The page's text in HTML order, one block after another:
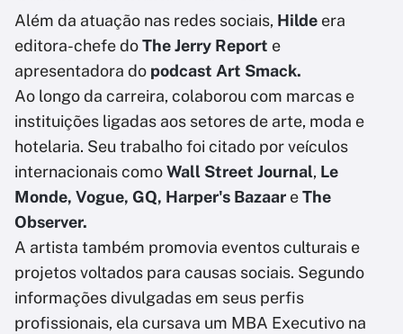
Além da atuação nas redes sociais, Hilde era
editora-chefe doThe Jerry Report e
apresentadora do podcast Art Smack.
Ao longo da carreira, colaborou com marcas e
instituições ligadas aos setores de arte, moda e
hotelaria. Seu trabalho foi citado por veículos
internacionais comoWall Street Journal, Le
Monde, Vogue, GQ, Harper's Bazaar eThe
Observer.
A artista também promovia eventos culturais e
projetos voltados para causas sociais. Segundo
informações divulgadas em seus perfis
profissionais, ela cursava um MBA Executivo na